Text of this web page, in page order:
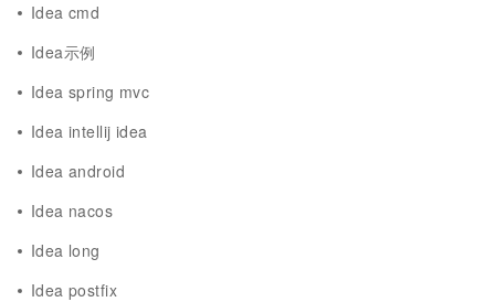
Idea cmd
Idea示例
Idea spring mvc
Idea intellij idea
Idea android
Idea nacos
Idea long
Idea postfix